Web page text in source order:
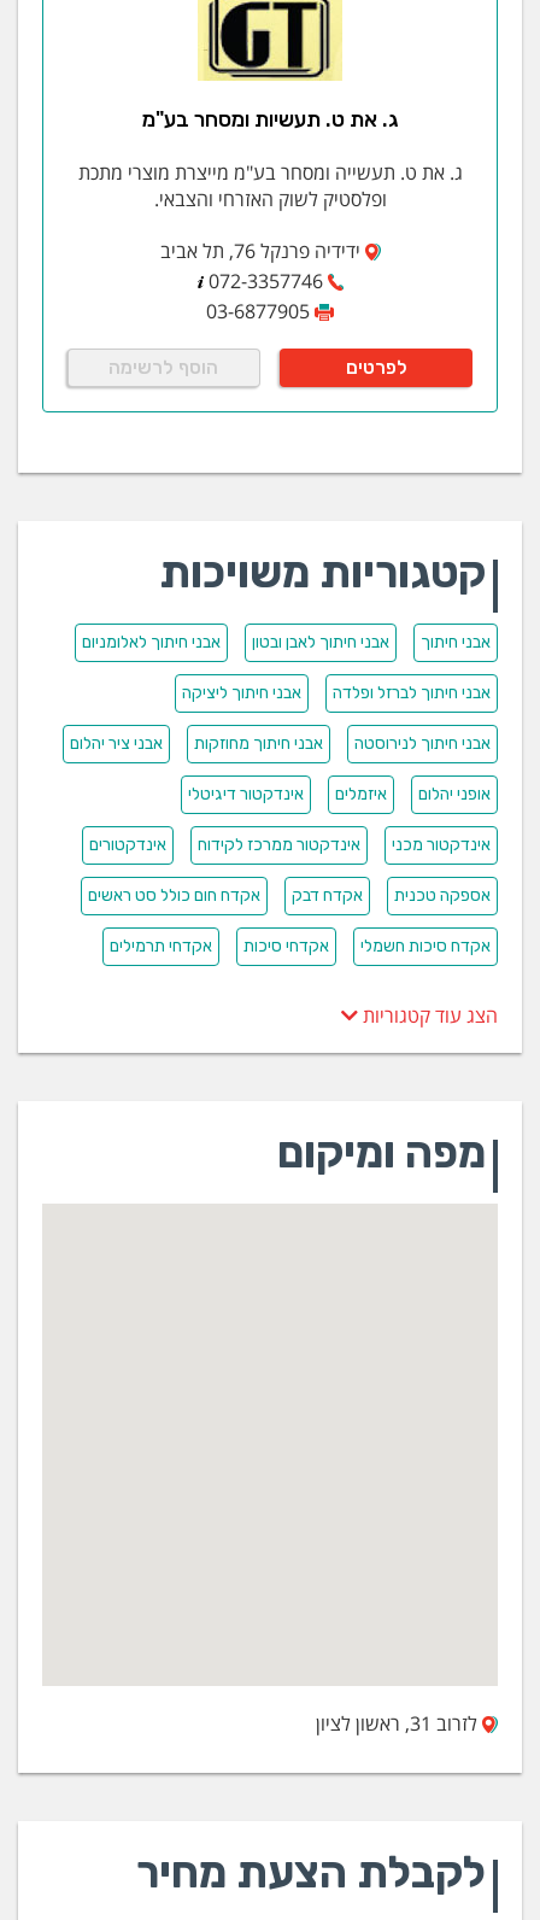
ג. את ט. תעשיות ומסחר בע"מ
ג. את ט. תעשייה ומסחר בע"מ מייצרת מוצרי מתכת
ופלסטיק לשוק האזרחי והצבאי.
ידידיה פרנקל 76, תל אביב
072-3357746
03-6877905
לפרטים הוסף לרשימה
קטגוריות משויכות
אבני חיתוך אבני חיתוך לאבן ובטון אבני חיתוך לאלומניום
אבני חיתוך לברזל ופלדה אבני חיתוך ליציקה
אבני חיתוך לנירוסטה אבני חיתוך מחוזקות אבני ציר יהלום
אופני יהלום איזמלים אינדקטור דיגיטלי
אינדקטור מכני אינדקטור ממרכז לקידוח אינדקטורים
אספקה טכנית אקדח דבק אקדח חום כולל סט ראשים
אקדח סיכות חשמלי אקדחי סיכות אקדחי תרמילים
הצג עוד קטגוריות
מפה ומיקום
לזרוב 31, ראשון לציון
לקבלת הצעת מחיר